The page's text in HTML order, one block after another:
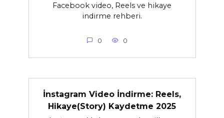
Facebook video, Reels ve hikaye
indirme rehberi.
0 0
İnstagram Video İndirme: Reels,
Hikaye(Story) Kaydetme 2025